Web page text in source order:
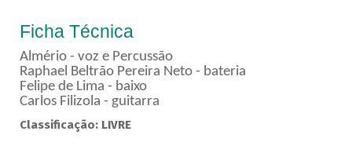
Ficha Técnica
Almério - voz e Percussão
Raphael Beltrão Pereira Neto - bateria
Felipe de Lima - baixo
Carlos Filizola - guitarra
Classificação: LIVRE